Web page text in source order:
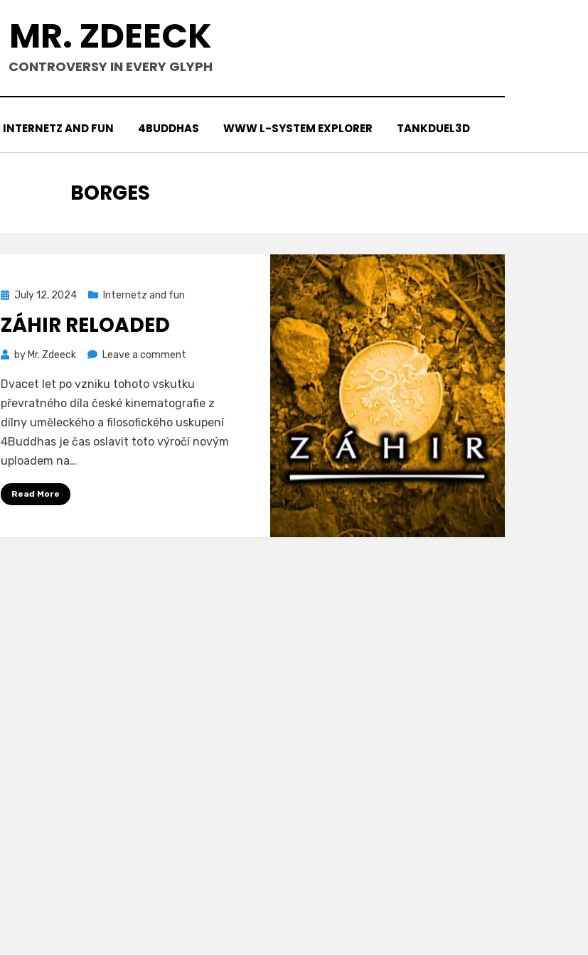
MR. ZDEECK
CONTROVERSY IN EVERY GLYPH
INTERNETZ AND FUN 4BUDDHAS WWW L-SYSTEM EXPLORER TANKDUEL3D
TAG
:
BORGES
Posted
July 12, 2024 Internetz and fun
ZÁHIR RELOADED
by Mr. Zdeeck Leave a comment
Reloaded
Dvacet let po vzniku tohoto vskutku
převratného díla české kinematografie z
dílny uměleckého a filosofického uskupení
4Buddhas je čas oslavit toto výročí novým
uploadem na…
Read More